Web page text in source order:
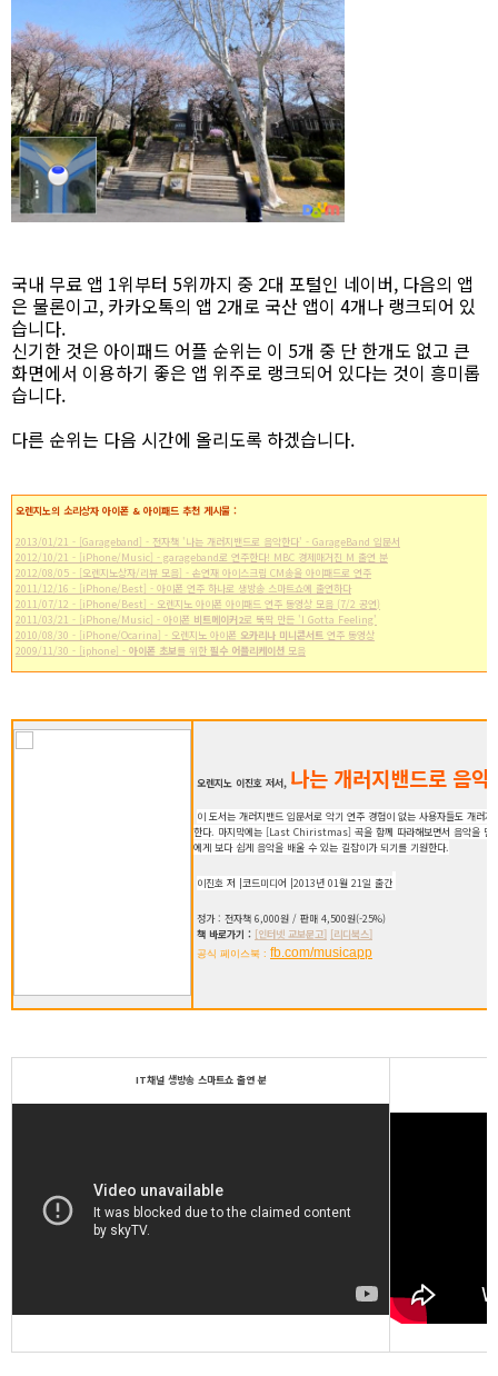
국내 무료 앱 1위부터 5위까지 중 2대 포털인 네이버, 다음의 앱
은 물론이고, 카카오톡의 앱 2개로 국산 앱이 4개나 랭크되어 있
습니다.
신기한 것은 아이패드 어플 순위는 이 5개 중 단 한개도 없고 큰
화면에서 이용하기 좋은 앱 위주로 랭크되어 있다는 것이 흥미롭
습니다.
다른 순위는 다음 시간에 올리도록 하겠습니다.
오렌지노의 소리상자 아이폰 & 아이패드 추천 게시물 :
2013/01/21 - [Garageband] - 전자책 '나는 개러지밴드로 음악한다' - GarageBand 입문서
2012/10/21 - [iPhone/Music] - garageband로 연주한다! MBC 경제매거진 M 출연 분
2012/08/05 - [오렌지노상자/리뷰 모음] - 손연재 아이스크림 CM송을 아이패드로 연주
2011/12/16 - [iPhone/Best] - 아이폰 연주 하나로 생방송 스마트쇼에 출연하다
2011/07/12 - [iPhone/Best] - 오렌지노 아이폰 아이패드 연주 동영상 모음 (7/2 공연)
2011/03/21 - [iPhone/Music] - 아이폰 비트메이커2로 뚝딱 만든 'I Gotta Feeling'
2010/08/30 - [iPhone/Ocarina] - 오렌지노 아이폰 오카리나 미니콘서트 연주 동영상
2009/11/30 - [iphone] - 아이폰 초보를 위한 필수 어플리케이션 모음
오렌지노 이진호 저서, 나는 개러지밴드로 음악
이 도서는 개러지밴드 입문서로 악기 연주 경험이 없는 사용자들도 개러
한다. 마지막에는 [Last Chiristmas] 곡을 함께 따라해보면서 음악을 만
에게 보다 쉽게 음악을 배울 수 있는 길잡이가 되기를 기원한다.
이진호 저 |코드미디어 |2013년 01월 21일 출간
정가 : 전자책 6,000원 / 판매 4,500원(-25%)
책 바로가기 : [인터넷 교보문고] [리디북스]
공식 페이스북 : fb.com/musicapp
IT채널 생방송 스마트쇼 출연 분